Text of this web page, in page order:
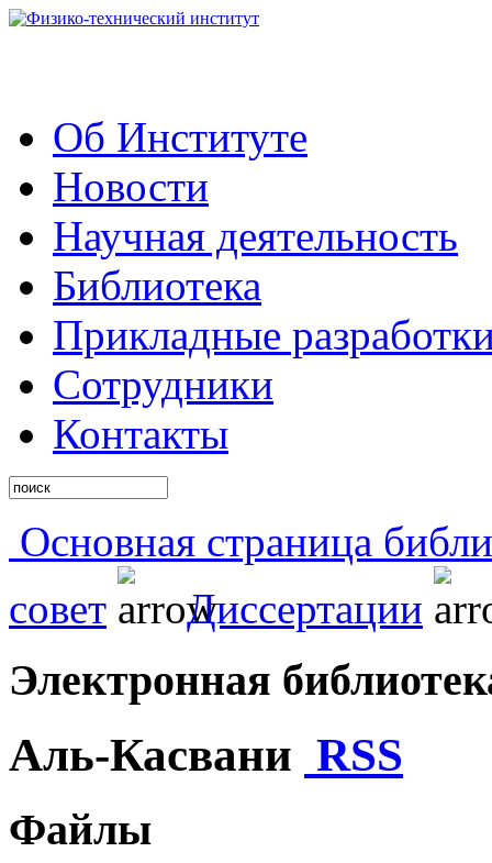
Об Институте
Новости
Научная деятельность
Библиотека
Прикладные
Сотрудники
Контакты
Основная страница
совет
Диссертации
Электронная
Аль-Касвани RSS
Файлы